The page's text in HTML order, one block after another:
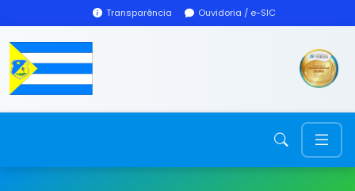
Transparência Ouvidoria / e-SIC